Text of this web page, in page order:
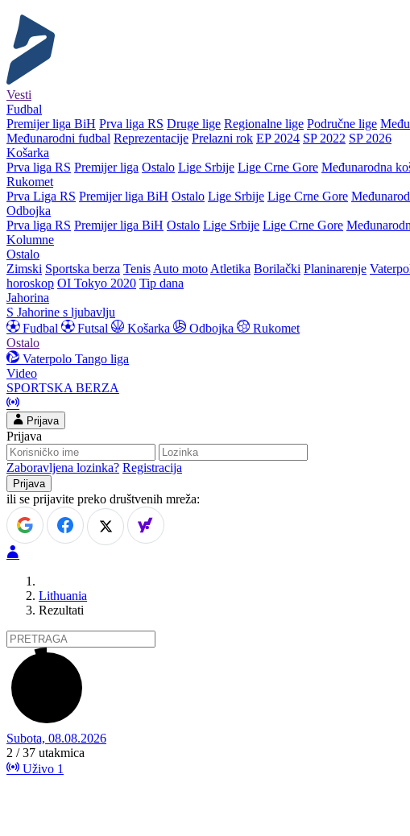
Vesti
Fudbal
Premijer liga BiH Prva liga RS Druge lige Regionalne lige Područne lige
Međunarodni fudbal Reprezentacije Prelazni rok EP 2024 SP 2022 SP 2026
Košarka
Prva liga RS Premijer liga Ostalo Lige Srbije Lige Crne Gore Međunarodna
Rukomet
Prva Liga RS Premijer liga BiH Ostalo Lige Srbije Lige Crne Gore
Odbojka
Prva liga RS Premijer liga BiH Ostalo Lige Srbije Lige Crne Gore
Kolumne
Ostalo
Zimski Sportska berza Tenis Auto moto Atletika Borilački Planinarenje
horoskop OI Tokyo 2020 Tip dana
Jahorina
S Jahorine s ljubavlju
Fudbal
Futsal Košarka Odbojka
Rukomet
Ostalo
Vaterpolo Tango liga
Video
SPORTSKA BERZA
Prijava
Prijava
Zaboravljena lozinka? Registracija
ili se prijavite preko društvenih mreža:
Lithuania
Rezultati
Subota, 08.08.2026
2 / 37 utakmica
Uživo 1